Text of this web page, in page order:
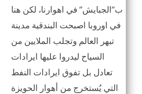
ب”الجبايش” في اهوارنا، لكن هنا
في اوروبا اصبحت البندقية مدينة
تبهر العالم وتجلب الملايين من
السياح ليدروا عليها ايرادات
تعادل بل تفوق ايرادات النفط
التي يُستخرج من أهوار الحويزة